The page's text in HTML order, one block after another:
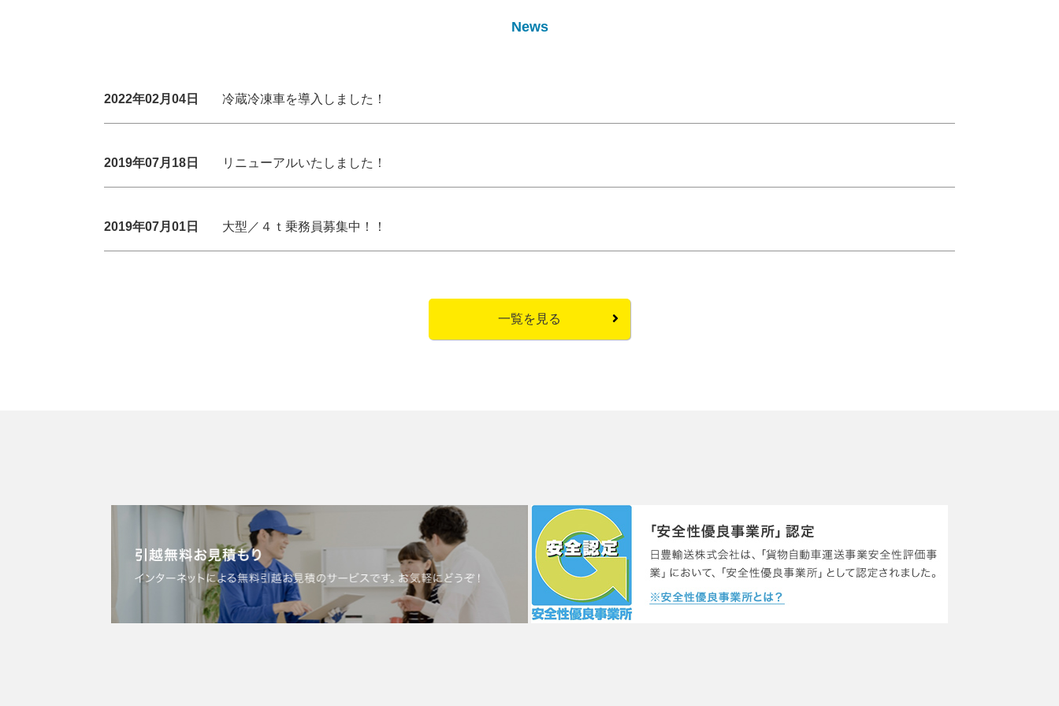
News
2022年02月04日 冷蔵冷凍車を導入しました！
2019年07月18日 リニューアルいたしました！
2019年07月01日 大型／４ｔ乗務員募集中！！
一覧を見る